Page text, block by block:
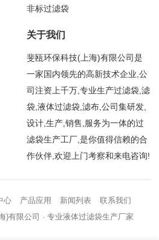
非标过滤袋
关于我们
斐瓯环保科技(上海)有限公司是
一家国内领先的高新技术企业,公
司注资上千万,专业生产过滤袋,滤
袋,液体过滤袋,滤布,公司集研发,
设计,生产,销售,服务为一体的过
滤袋生产工厂,是你值得信赖的合
作伙伴,欢迎上门考察和来电咨询!
心 产品应用 新闻列表
联系我们
)有限公司 · 专业液体过滤袋生产厂家